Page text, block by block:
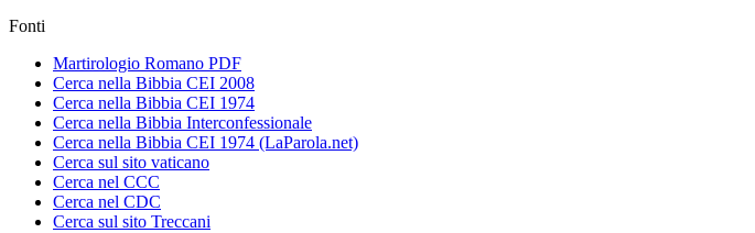
Fonti
Martirologio Romano PDF
Cerca nella Bibbia CEI 2008
Cerca nella Bibbia CEI 1974
Cerca nella Bibbia Interconfessionale
Cerca nella Bibbia CEI 1974 (LaParola.net)
Cerca sul sito vaticano
Cerca nel CCC
Cerca nel CDC
Cerca sul sito Treccani